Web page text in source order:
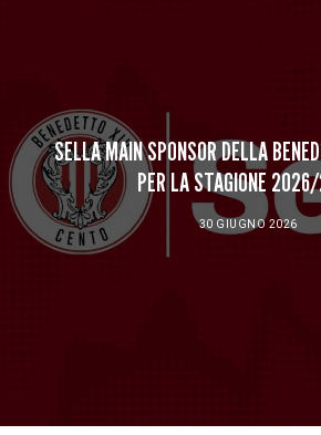
SELLA MAIN SPONSOR DELLA
PER LA STAGIONE
30 GIUGNO 2026